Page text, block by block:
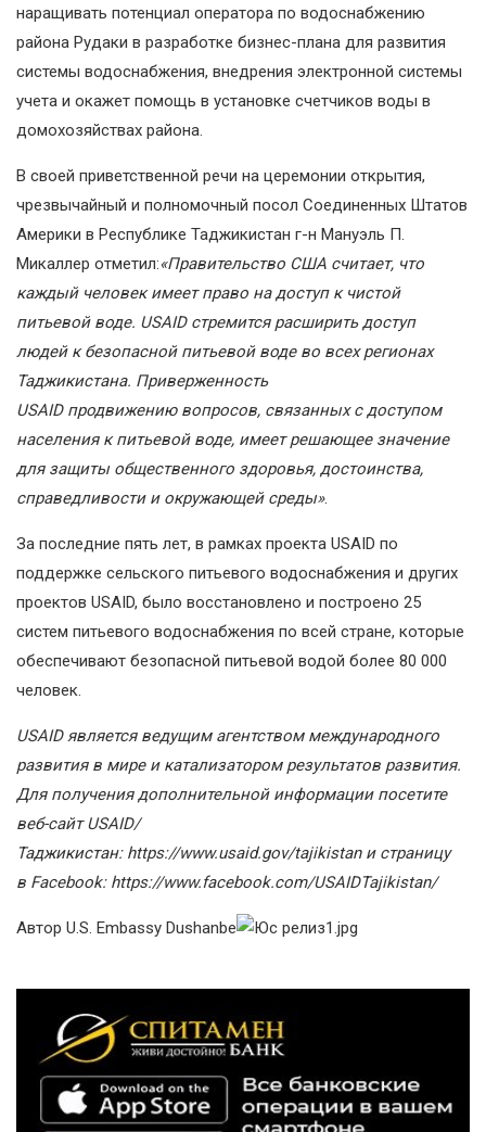
наращивать потенциал оператора по водоснабжению
района Рудаки в разработке бизнес-плана для развития
системы водоснабжения, внедрения электронной системы
учета и окажет помощь в установке счетчиков воды в
домохозяйствах района.
В своей приветственной речи на церемонии открытия,
чрезвычайный и полномочный посол Соединенных Штатов
Америки в Республике Таджикистан г-н Мануэль П.
Микаллер отметил:«Правительство США считает, что
каждый человек имеет право на доступ к чистой
питьевой воде. USAID стремится расширить доступ
людей к безопасной питьевой воде во всех регионах
Таджикистана. Приверженность
USAID продвижению вопросов, связанных с доступом
населения к питьевой воде, имеет решающее значение
для защиты общественного здоровья, достоинства,
справедливости и окружающей среды».
За последние пять лет, в рамках проекта USAID по
поддержке сельского питьевого водоснабжения и других
проектов USAID, было восстановлено и построено 25
систем питьевого водоснабжения по всей стране, которые
обеспечивают безопасной питьевой водой более 80 000
человек.
USAIDявляется ведущим агентством международного
развития в мире и катализатором результатов развития.
Для получения дополнительной информации посетите
веб-сайтUSAID/
Таджикистан: https://www.usaid.gov/tajikistanи страницу
в Facebook: https://www.facebook.com/USAIDTajikistan/
Автор U.S. Embassy Dushanbe